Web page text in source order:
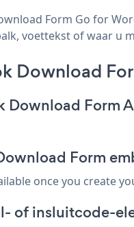
Form Go for
voettekst of waar u
Download
Download Form
Form
once you create
of insluitcode-